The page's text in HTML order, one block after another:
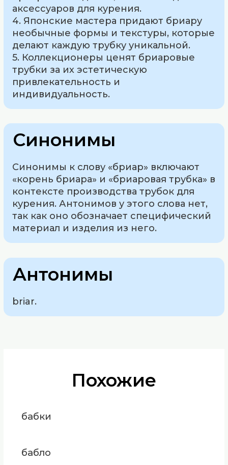
аксессуаров для курения.
4. Японские мастера придают бриару
необычные формы и текстуры, которые
делают каждую трубку уникальной.
5. Коллекционеры ценят бриаровые
трубки за их эстетическую
привлекательность и
индивидуальность.
Синонимы
Синонимы к слову «бриар» включают
«корень бриара» и «бриаровая трубка» в
контексте производства трубок для
курения. Антонимов у этого слова нет,
так как оно обозначает специфический
материал и изделия из него.
Антонимы
briar.
Похожие
бабки
бабло